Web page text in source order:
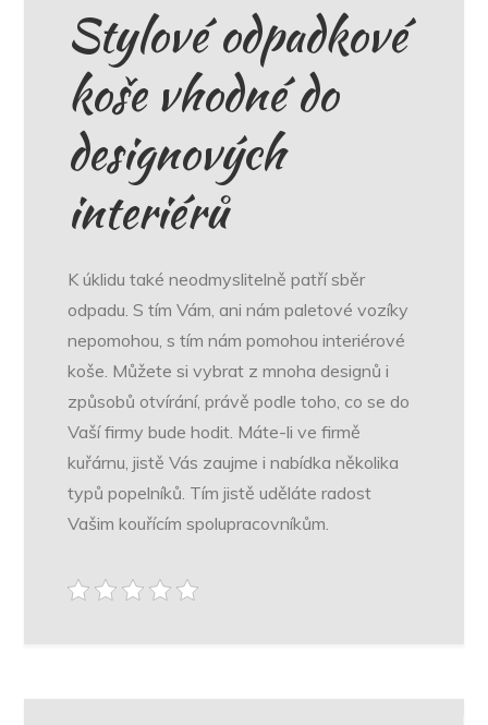
Stylové odpadkové
koše vhodné do
designových
interiérů
K úklidu také neodmyslitelně patří sběr
odpadu. S tím Vám, ani nám paletové vozíky
nepomohou, s tím nám pomohou interiérové
koše. Můžete si vybrat z mnoha designů i
způsobů otvírání, právě podle toho, co se do
Vaší firmy bude hodit. Máte-li ve firmě
kuřárnu, jistě Vás zaujme i nabídka několika
typů popelníků. Tím jistě uděláte radost
Vašim kouřícím spolupracovníkům.